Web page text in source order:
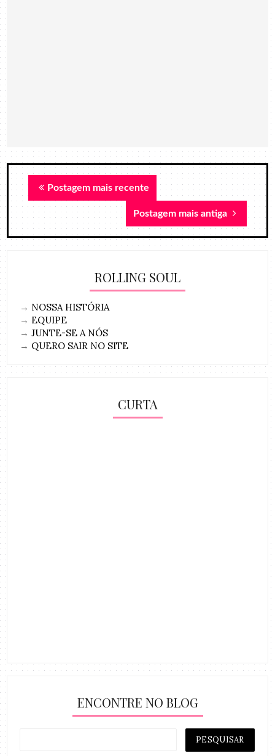
Postagem mais recente
Postagem mais antiga
ROLLING SOUL
→ NOSSA HISTÓRIA
→ EQUIPE
→JUNTE-SE A NÓS
→ QUERO SAIR NO SITE
CURTA
ENCONTRE NO BLOG